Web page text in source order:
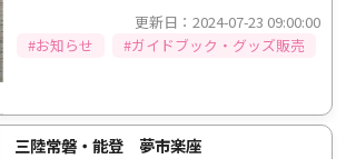
更新日：2024-07-23 09:00:00
#お知らせ
#ガイドブック・グッズ販売
三陸常磐・能登 夢市楽座